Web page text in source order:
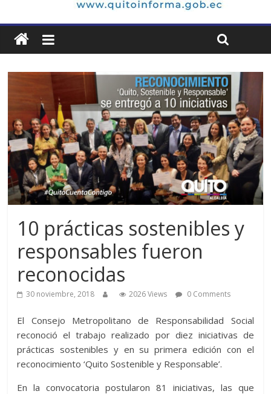
10 prácticas sostenibles y
responsables fueron
reconocidas
30 noviembre, 2018 2026 Views 0 Comments
El Consejo Metropolitano de Responsabilidad Social
reconoció el trabajo realizado por diez iniciativas de
prácticas sostenibles y en su primera edición con el
reconocimiento ‘Quito Sostenible y Responsable’.
En la convocatoria postularon 81 iniciativas, las que